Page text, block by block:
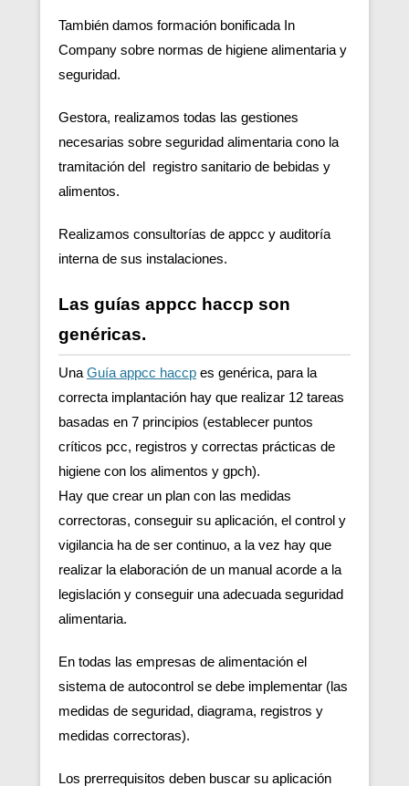
También damos formación bonificada In
Company sobre normas de higiene alimentaria y
seguridad.
Gestora, realizamos todas las gestiones
necesarias sobre seguridad alimentaria cono la
tramitación del registro sanitario de bebidas y
alimentos.
Realizamos consultorías de appcc y auditoría
interna de sus instalaciones.
Las guías appcc haccp son
genéricas.
Una Guía appcc haccp es genérica, para la
correcta implantación hay que realizar 12 tareas
basadas en 7 principios (establecer puntos
críticos pcc, registros y correctas prácticas de
higiene con los alimentos y gpch).
Hay que crear un plan con las medidas
correctoras, conseguir su aplicación, el control y
vigilancia ha de ser continuo, a la vez hay que
realizar la elaboración de un manual acorde a la
legislación y conseguir una adecuada seguridad
alimentaria.
En todas las empresas de alimentación el
sistema de autocontrol se debe implementar (las
medidas de seguridad, diagrama, registros y
medidas correctoras).
Los prerrequisitos deben buscar su aplicación